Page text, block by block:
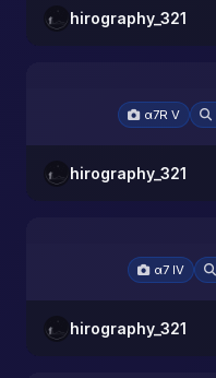
hirography_321
α7R V
hirography_321
α7 IV
hirography_321